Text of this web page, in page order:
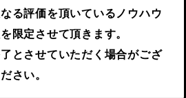
る評価を頂いているノウハウ
限定させて頂きます。
とさせていただく場合がござ
さい。